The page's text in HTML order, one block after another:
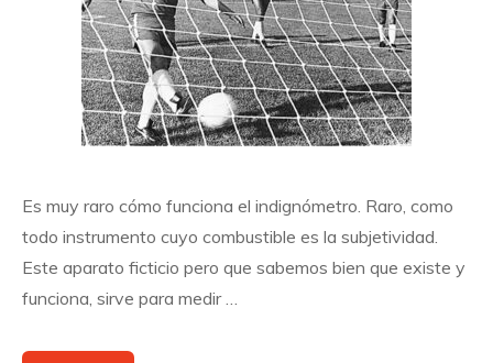
Es muy raro cómo funciona el indignómetro. Raro, como
todo instrumento cuyo combustible es la subjetividad.
Este aparato ficticio pero que sabemos bien que existe y
funciona, sirve para medir …